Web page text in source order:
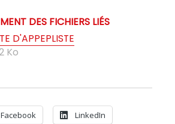
DES FICHIERS LIÉS
D'APPEPLISTE
Ko
Facebook LinkedIn